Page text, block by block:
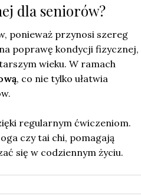
dla seniorów?
ponieważ przynosi szereg
poprawę kondycji fizycznej,
wieku. W ramach
, co nie tylko ułatwia
regularnym ćwiczeniom.
czy tai chi, pomagają
się w codziennym życiu.